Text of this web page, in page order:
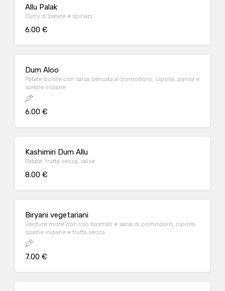
Allu Palak
Curry di patate e spinaci
6.00 €
Dum Aloo
Patate bollite con salsa delicata al pomodoro, cipolla, panna e
spezie indiane
6.00 €
Kashimiri Dum Allu
Patate, frutta secca, salse
8.00 €
Biryani vegetariani
Verdure miste con riso basmati e salsa di pomodoro, cipolla,
spezie indiane e frutta secca
7.00 €